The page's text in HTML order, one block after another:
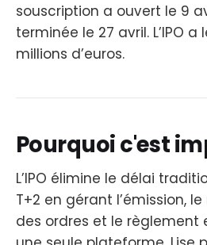
souscription a ouvert le 9
terminée le 27 avril. L’IPO a
millions d’euros.
Pourquoi c'est
L’IPO élimine le délai
T+2 en gérant l’émission,
des ordres et le règlement